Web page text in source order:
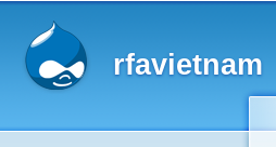
rfavietnam